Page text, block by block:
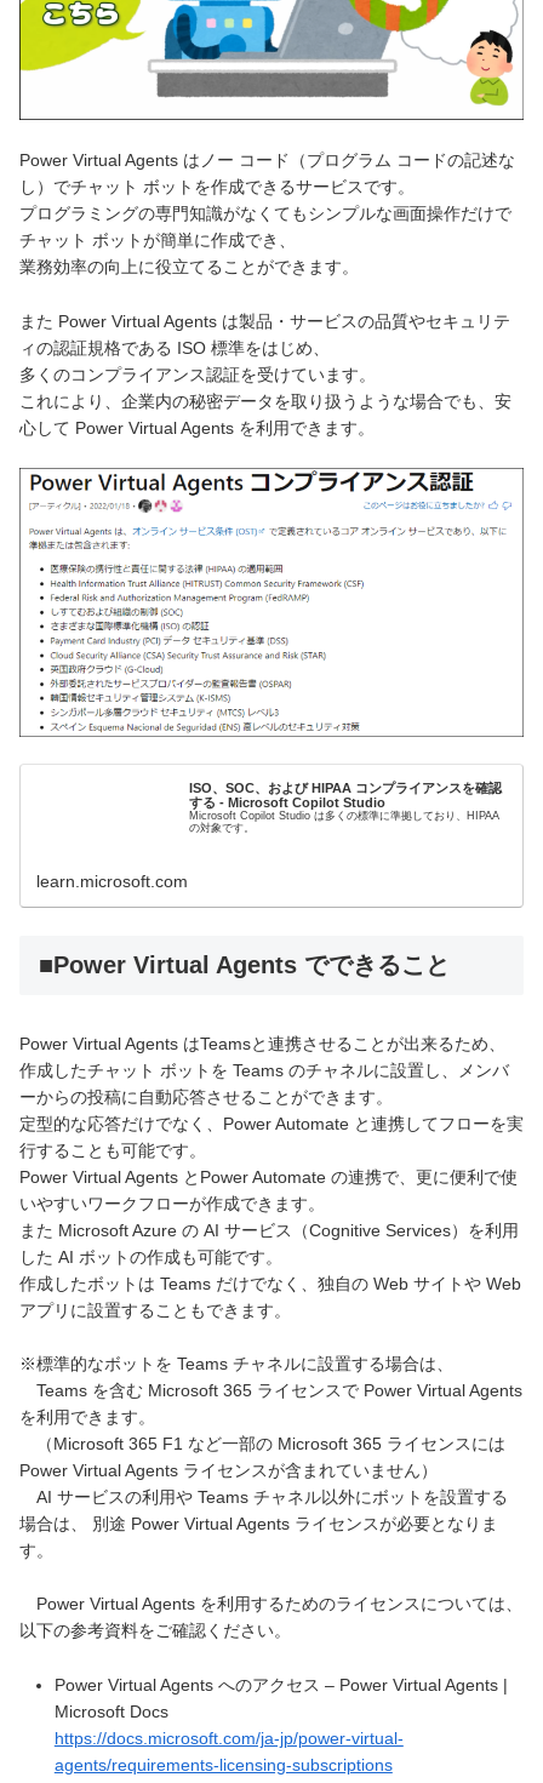
Power Virtual Agents はノー コード（プログラム コードの記述な
し）でチャット ボットを作成できるサービスです。
プログラミングの専門知識がなくてもシンプルな画面操作だけで
チャット ボットが簡単に作成でき、
業務効率の向上に役立てることができます。
また Power Virtual Agents は製品・サービスの品質やセキュリテ
ィの認証規格である ISO 標準をはじめ、
多くのコンプライアンス認証を受けています。
これにより、企業内の秘密データを取り扱うような場合でも、安
心して Power Virtual Agents を利用できます。
ISO、SOC、および HIPAA コンプライアンスを確認
する - Microsoft Copilot Studio
Microsoft Copilot Studio は多くの標準に準拠しており、HIPAA
の対象です。
learn.microsoft.com
■Power Virtual Agents でできること
Power Virtual Agents はTeamsと連携させることが出来るため、
作成したチャット ボットを Teams のチャネルに設置し、メンバ
ーからの投稿に自動応答させることができます。
定型的な応答だけでなく、Power Automate と連携してフローを実
行することも可能です。
Power Virtual Agents とPower Automate の連携で、更に便利で使
いやすいワークフローが作成できます。
また Microsoft Azure の AI サービス（Cognitive Services）を利用
した AI ボットの作成も可能です。
作成したボットは Teams だけでなく、独自の Web サイトや Web
アプリに設置することもできます。
※標準的なボットを Teams チャネルに設置する場合は、
Teams を含む Microsoft 365 ライセンスで Power Virtual Agents
を利用できます。
（Microsoft 365 F1 など一部の Microsoft 365 ライセンスには
Power Virtual Agents ライセンスが含まれていません）
AI サービスの利用や Teams チャネル以外にボットを設置する
場合は、 別途 Power Virtual Agents ライセンスが必要となりま
す。
Power Virtual Agents を利用するためのライセンスについては、
以下の参考資料をご確認ください。
Power Virtual Agents へのアクセス – Power Virtual Agents |
Microsoft Docs
https://docs.microsoft.com/ja-jp/power-virtual-
agents/requirements-licensing-subscriptions